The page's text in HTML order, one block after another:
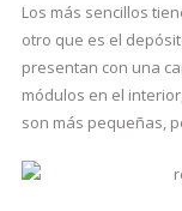
Los más sencillos
otro que es el
presentan con una
módulos en el
son más pequeñas,